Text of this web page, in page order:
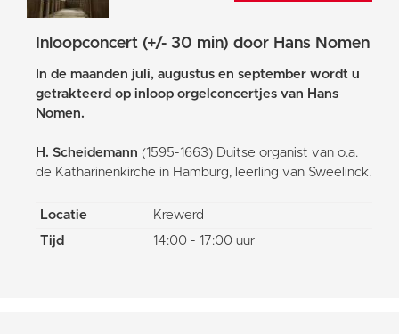
Inloopconcert (+/- 30 min) door Hans Nomen
In de maanden juli, augustus en september wordt u
getrakteerd op inloop orgelconcertjes van Hans
Nomen.
H. Scheidemann (1595-1663) Duitse organist van o.a.
de Katharinenkirche in Hamburg, leerling van Sweelinck.
Locatie
Krewerd
Tijd
14:00 - 17:00 uur